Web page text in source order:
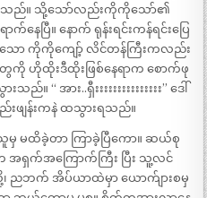
သည်။ သို့သော်လည်းကိုကိုသော်၏
နေပြီ။ နောက် ရုန်းရင်းကန်ရင်းပြေ
ော ကိုကိုကျော့် လိင်တန်ကြီးကလည်း
တွေကို ဟိုထိုးဒီထိုးဖြစ်နေရာက စောက်ဖု
အား..ရှီးးးးးးးးးးးးးးး” ဒေါ်
ဖျန်းကနဲ ထသွားရသည်။
ထိခဲ့တာ ကြာခဲ့ပြီကော။ ဆယ်စု
အရှက်အကြောက်ကြီး ပြီး သူ့လင်
၊ ညဘက် အိပ်ယာထဲမှာ ယောက်ျားစမှ